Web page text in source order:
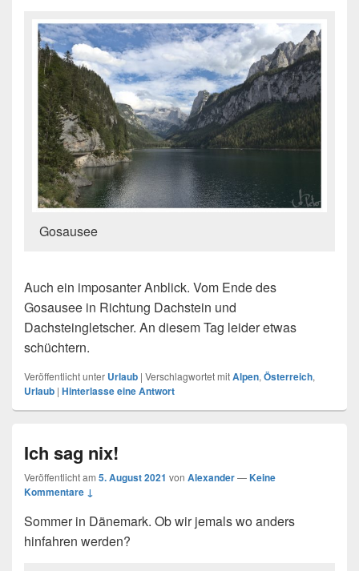
Gosausee
Auch ein imposanter Anblick. Vom Ende des
Gosausee in Richtung Dachstein und
Dachsteingletscher. An diesem Tag leider etwas
schüchtern.
Veröffentlicht unter Urlaub | Verschlagwortet mitAlpen, Österreich,
Urlaub | Hinterlasse eine Antwort
Ich sag nix!
Veröffentlicht am 5. August 2021 von Alexander—Keine
Kommentare ↓
Sommer in Dänemark. Ob wir jemals wo anders
hinfahren werden?